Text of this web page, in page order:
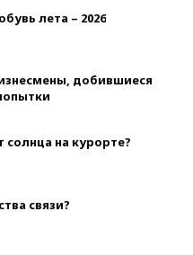
лета – 2026
добившиеся
солнца на курорте?
связи?